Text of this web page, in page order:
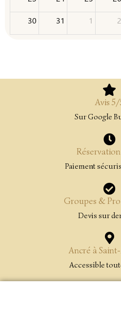
30 31 1 2
Avis 5/
Sur Google
Paiement
Groupes &
Devis sur
Ancré à
Accessible